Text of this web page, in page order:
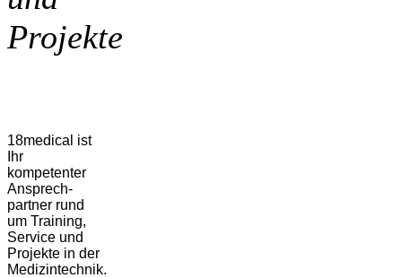
Projekte
18medical ist
Ihr
kompetenter
Ansprech-
partner rund
um Training,
Service und
Projekte in der
Medizintechnik.